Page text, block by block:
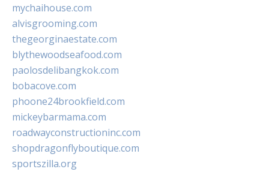
mychaihouse.com
alvisgrooming.com
thegeorginaestate.com
blythewoodseafood.com
paolosdelibangkok.com
bobacove.com
phoone24brookfield.com
mickeybarmama.com
roadwayconstructioninc.com
shopdragonflyboutique.com
sportszilla.org